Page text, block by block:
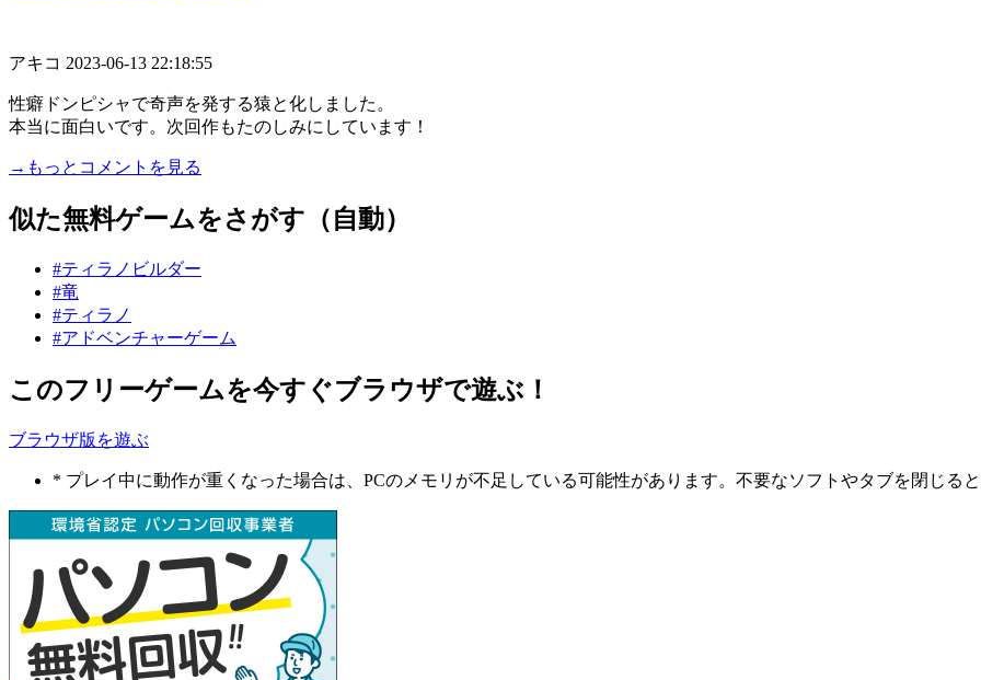
アキコ 2023-06-13 22:18:55
性癖ドンピシャで奇声を発する猿と化しました。
本当に面白いです。次回作もたのしみにしています！
→もっとコメントを見る
似た無料ゲームをさがす（自動）
#ティラノビルダー
#竜
#ティラノ
#アドベンチャーゲーム
このフリーゲームを今すぐブラウザで遊ぶ！
ブラウザ版を遊ぶ
* プレイ中に動作が重くなった場合は、PCのメモリが不足している可能性があります。不要なソフトやタブを閉じると